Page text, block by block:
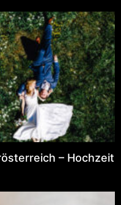
– Hochzeit